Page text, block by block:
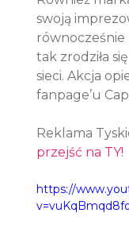
swoją
równocześnie
tak zrodziła
sieci. Akcja
fanpage’u
Reklama
przejść na TY!
https://